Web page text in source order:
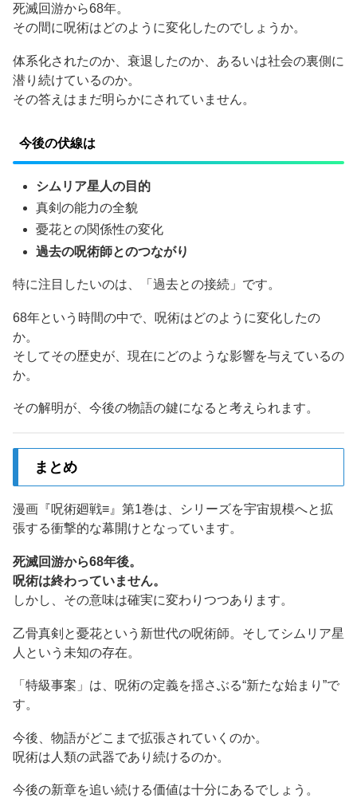
死滅回游から68年。
その間に呪術はどのように変化したのでしょうか。
体系化されたのか、衰退したのか、あるいは社会の裏側に
潜り続けているのか。
その答えはまだ明らかにされていません。
今後の伏線は
シムリア星人の目的
真剣の能力の全貌
憂花との関係性の変化
過去の呪術師とのつながり
特に注目したいのは、「過去との接続」です。
68年という時間の中で、呪術はどのように変化したの
か。
そしてその歴史が、現在にどのような影響を与えているの
か。
その解明が、今後の物語の鍵になると考えられます。
まとめ
漫画『呪術廻戦≡』第1巻は、シリーズを宇宙規模へと拡
張する衝撃的な幕開けとなっています。
死滅回游から68年後。
呪術は終わっていません。
しかし、その意味は確実に変わりつつあります。
乙骨真剣と憂花という新世代の呪術師。そしてシムリア星
人という未知の存在。
「特級事案」は、呪術の定義を揺さぶる“新たな始まり”で
す。
今後、物語がどこまで拡張されていくのか。
呪術は人類の武器であり続けるのか。
今後の新章を追い続ける価値は十分にあるでしょう。